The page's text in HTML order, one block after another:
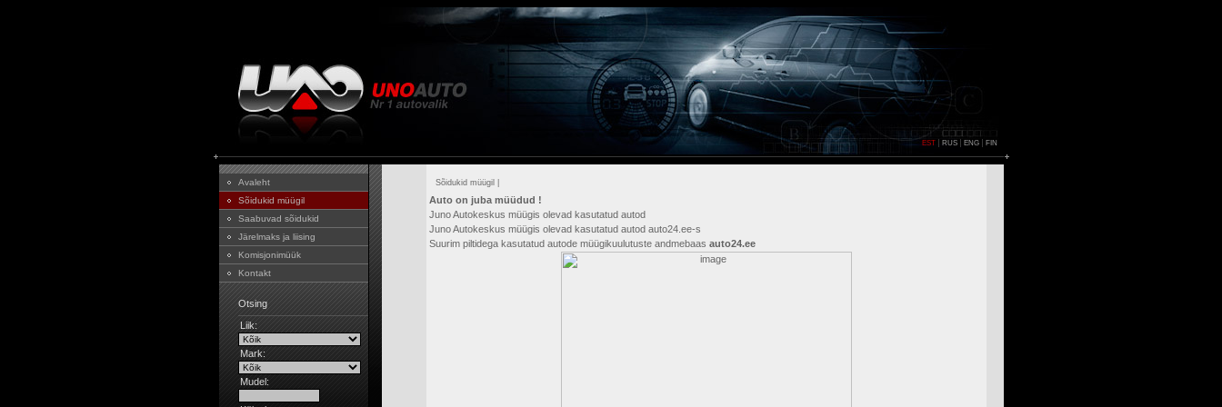
EST RUS ENG FIN
Avaleht
Sõidukid müügil
Saabuvad sõidukid
Järelmaks ja liising
Komisjonimüük
Kontakt
Otsing
Liik:
Mark:
Mudel:
Sõidukid müügil
Auto on juba müüdud !
Juno Autokeskus müügis olevad kasutatud autod
Juno Autokeskus müügis olevad kasutatud autod auto24.ee-s
Suurim piltidega kasutatud autode müügikuulutuste andmebaas auto24.ee